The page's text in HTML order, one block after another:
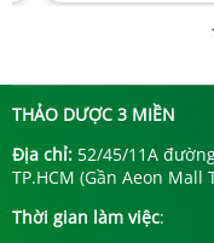
THẢO DƯỢC 3 MIỀN
Địa chỉ: 52/45/11A
TP.HCM (Gần Aeon Mall
Thời gian làm việc: